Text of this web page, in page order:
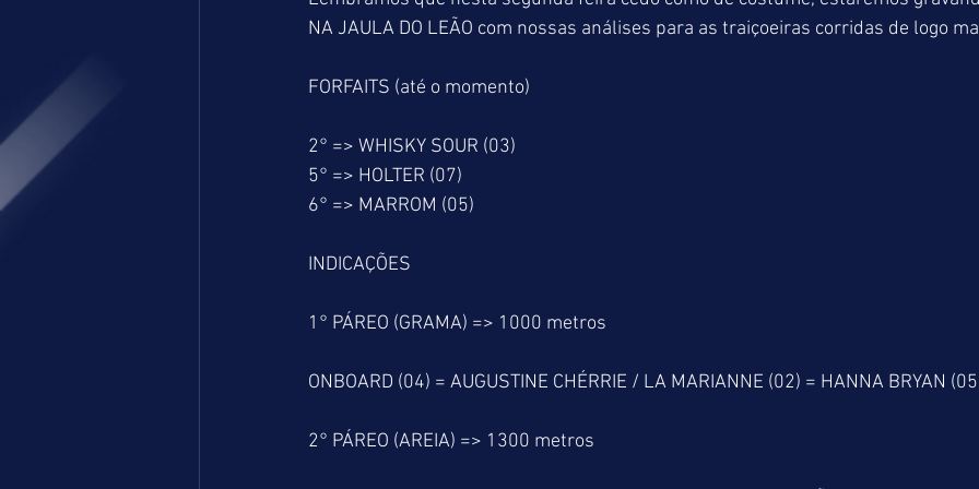
NA JAULA DO LEÃO com nossas análises para as traiçoeiras corridas de logo
FORFAITS (até o momento)
2° => WHISKY SOUR (03)
5° => HOLTER (07)
6° => MARROM (05)
INDICAÇÕES
1° PÁREO (GRAMA) => 1000 metros
ONBOARD (04) = AUGUSTINE CHÉRRIE / LA MARIANNE (02) = HANNA BRYAN
2° PÁREO (AREIA) => 1300 metros